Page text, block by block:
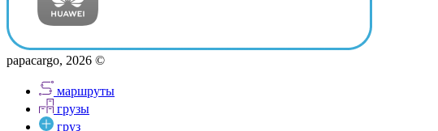
papacargo, 2026 ©
маршруты
грузы
груз